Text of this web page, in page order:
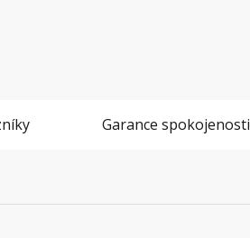
Garance spokojenosti